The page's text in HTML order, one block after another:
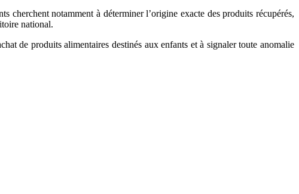
cherchent notamment à déterminer l’origine exacte des produits récupérés,
national.
de produits alimentaires destinés aux enfants et à signaler toute anomalie